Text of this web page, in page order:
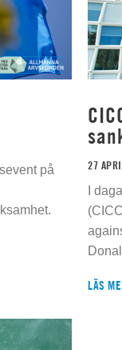
på
27
I
LÄS